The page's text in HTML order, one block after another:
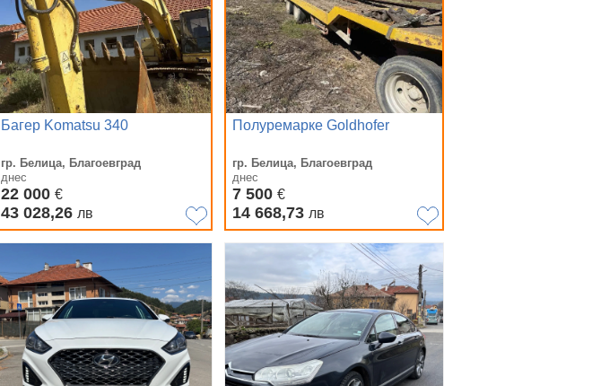
Багер Komatsu 340
гр. Белица, Благоевград
днес
22 000 €
43 028,26 лв
Полуремарке Goldhofer
гр. Белица, Благоевград
днес
7 500 €
14 668,73 лв